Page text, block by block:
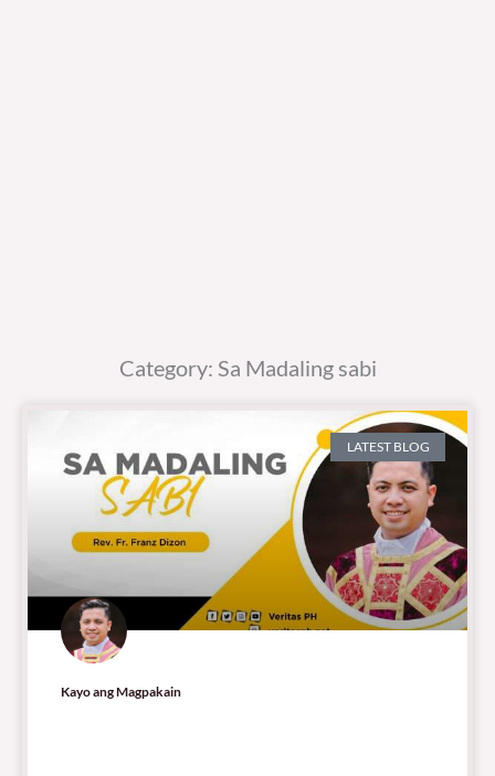
Category: Sa Madaling sabi
LATEST BLOG
Kayo ang Magpakain